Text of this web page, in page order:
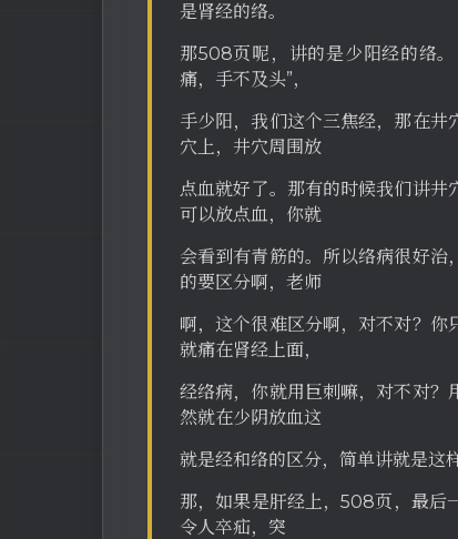
是肾经的络。
那508页呢，讲的是少阳经的络
痛，手不及头”，
手少阳，我们这个三焦经，那在
穴上，井穴周围放
点血就好了。那有的时候我们讲
可以放点血，你就
会看到有青筋的。所以络病很好治
的要区分啊，老师
啊，这个很难区分啊，对不对？
就痛在肾经上面，
经络病，你就用巨刺嘛，对不对？
然就在少阴放血这
就是经和络的区分，简单讲就是这
那，如果是肝经上，508页，最后
令人卒疝，突